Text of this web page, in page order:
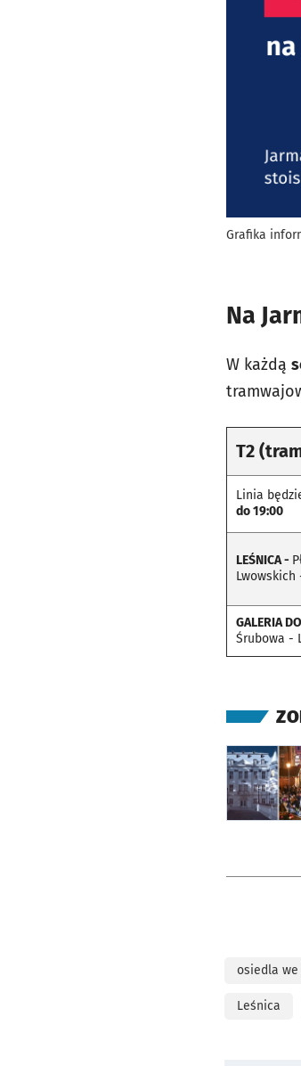
Grafika
Na
W każdą
T2
Linia
do 19:00
LEŚNICA -
Lwowskich
GALERIA
Śrubowa -
otworzy
osiedla we
Leśnica